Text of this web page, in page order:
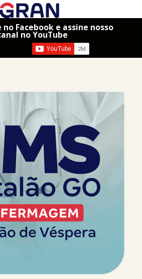
Facebook e assine nosso
no YouTube